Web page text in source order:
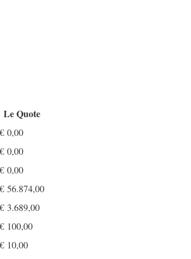
Le Quote
€ 0,00
€ 0,00
€ 0,00
€ 56.874,00
€ 3.689,00
€ 100,00
€ 10,00